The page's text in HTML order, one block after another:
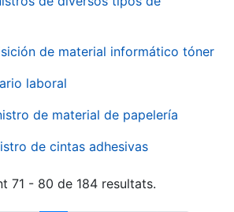
de material informático tóner
laboral
de material de papelería
de cintas adhesivas
71 - 80 de 184 resultats.